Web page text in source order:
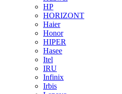
HP
HORIZONT
Haier
Honor
HIPER
Hasee
Itel
IRU
Infinix
Irbis